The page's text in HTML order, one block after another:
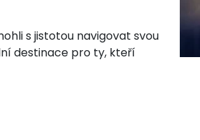
s jistotou navigovat svou
destinace pro ty, kteří